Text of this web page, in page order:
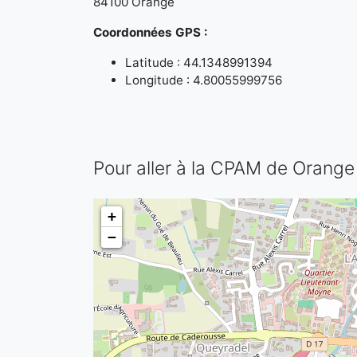
Coordonnées GPS :
Latitude : 44.1348991394
Longitude : 4.80055999756
Pour aller à la CPAM de Orange
+
−